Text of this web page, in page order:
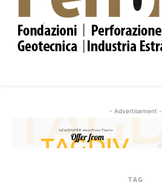
- Advertisement -
TAG